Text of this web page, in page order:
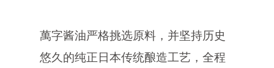
萬字酱油严格挑选原料，并坚持历史
悠久的纯正日本传统酿造工艺，全程